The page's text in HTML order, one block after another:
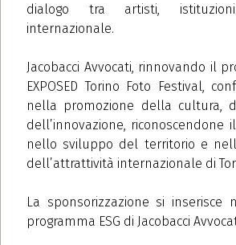
dialogo tra artisti,
internazionale.
Jacobacci Avvocati, rinnovando il
EXPOSED Torino Foto Festival,
nella promozione della cultura,
dell’innovazione, riconoscendone
nello sviluppo del territorio e
dell’attrattività internazionale di
La sponsorizzazione si inserisce
programma ESG di Jacobacci